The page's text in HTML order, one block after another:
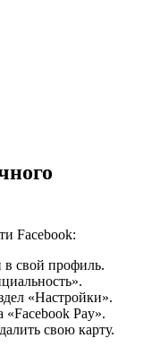
Facebook:
свой профиль.
«Настройки».
Pay».
свою карту.